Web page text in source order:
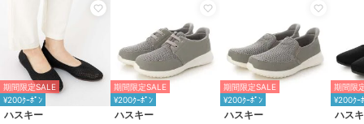
スリッポン
カラー
BLACK、BEIGE、WH/GRAY、H
EART
サイズ 4サイズ展開
素材
アッパー：ニット / ソール：PVC
商品のお取り扱い方法
期間限定SALE
¥200ｸｰﾎﾟﾝ
ハスキー
期間限定SALE
¥200ｸｰﾎﾟﾝ
ハスキー
期間限定SALE
¥200ｸｰﾎﾟﾝ
ハスキー
期間限
¥200ｸｰ
ハス